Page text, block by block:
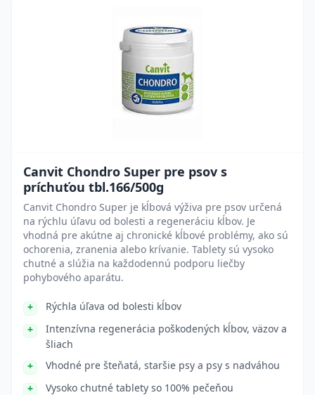
Canvit Chondro Super pre psov s
príchuťou tbl.166/500g
Canvit Chondro Super je kĺbová výživa pre psov určená
na rýchlu úľavu od bolesti a regeneráciu kĺbov. Je
vhodná pre akútne aj chronické kĺbové problémy, ako sú
ochorenia, zranenia alebo krívanie. Tablety sú vysoko
chutné a slúžia na každodennú podporu liečby
pohybového aparátu.
Rýchla úľava od bolesti kĺbov
Intenzívna regenerácia poškodených kĺbov, väzov a
šliach
Vhodné pre šteňatá, staršie psy a psy s nadváhou
Vysoko chutné tablety so 100% pečeňou